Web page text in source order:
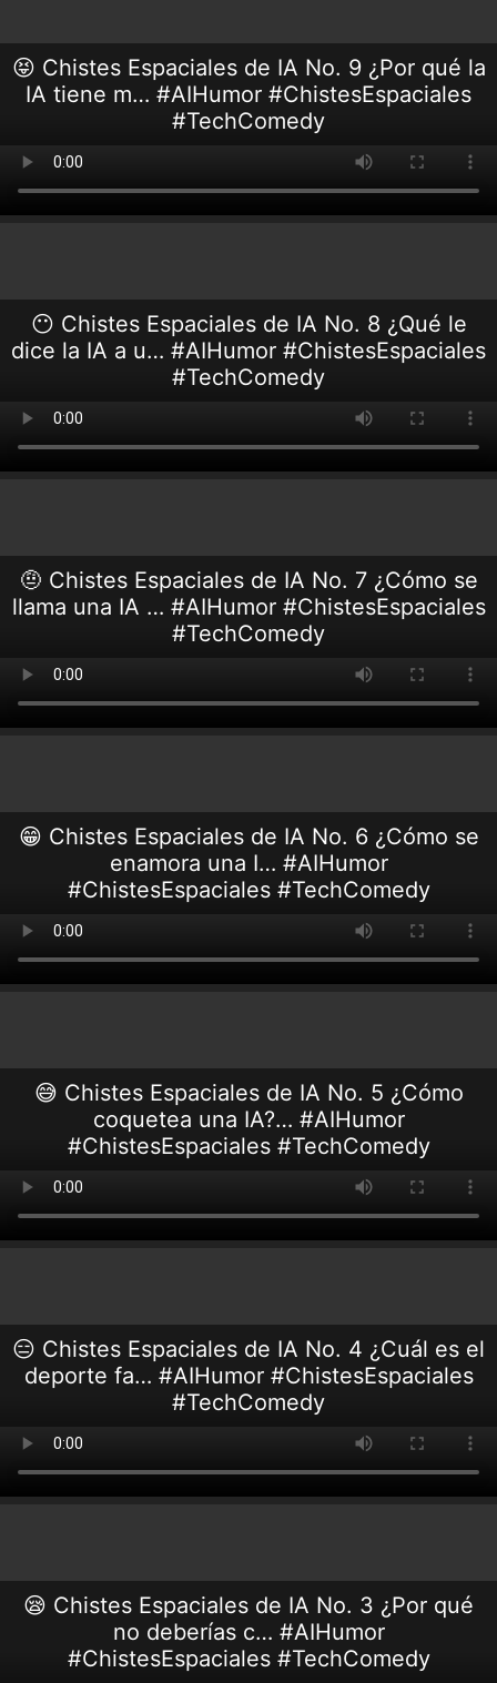
😝 Chistes Espaciales de IA No. 9 ¿Por qué la
IA tiene m… #AIHumor #ChistesEspaciales
#TechComedy
😶 Chistes Espaciales de IA No. 8 ¿Qué le
dice la IA a u… #AIHumor #ChistesEspaciales
#TechComedy
🤨 Chistes Espaciales de IA No. 7 ¿Cómo se
llama una IA … #AIHumor #ChistesEspaciales
#TechComedy
😁 Chistes Espaciales de IA No. 6 ¿Cómo se
enamora una I… #AIHumor
#ChistesEspaciales #TechComedy
😅 Chistes Espaciales de IA No. 5 ¿Cómo
coquetea una IA?… #AIHumor
#ChistesEspaciales #TechComedy
😑 Chistes Espaciales de IA No. 4 ¿Cuál es el
deporte fa… #AIHumor #ChistesEspaciales
#TechComedy
😪 Chistes Espaciales de IA No. 3 ¿Por qué
no deberías c… #AIHumor
#ChistesEspaciales #TechComedy